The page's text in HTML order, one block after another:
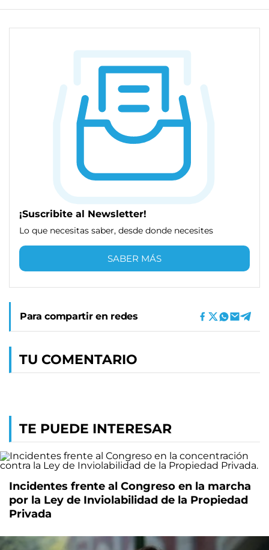
¡Suscribite al Newsletter!
Lo que necesitas saber, desde donde necesites
SABER MÁS
Para compartir en redes
TU COMENTARIO
TE PUEDE INTERESAR
Incidentes frente al Congreso en la marcha
por la Ley de Inviolabilidad de la Propiedad
Privada